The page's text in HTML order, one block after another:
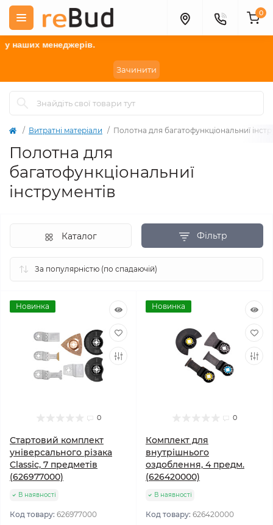
Зачинити
0
Витратні матеріали Полотна для багатофункціональниї
Полотна для
багатофункціональниї
інструментів
Фільтр
Каталог
Новинка
0
Стартовий комплект
універсального різака
Classic, 7 предметів
(626977000)
В наявності
Код товару: 626977000
Новинка
0
Комплект для
внутрішнього
оздоблення, 4 предм.
(626420000)
В наявності
Код товару: 626420000